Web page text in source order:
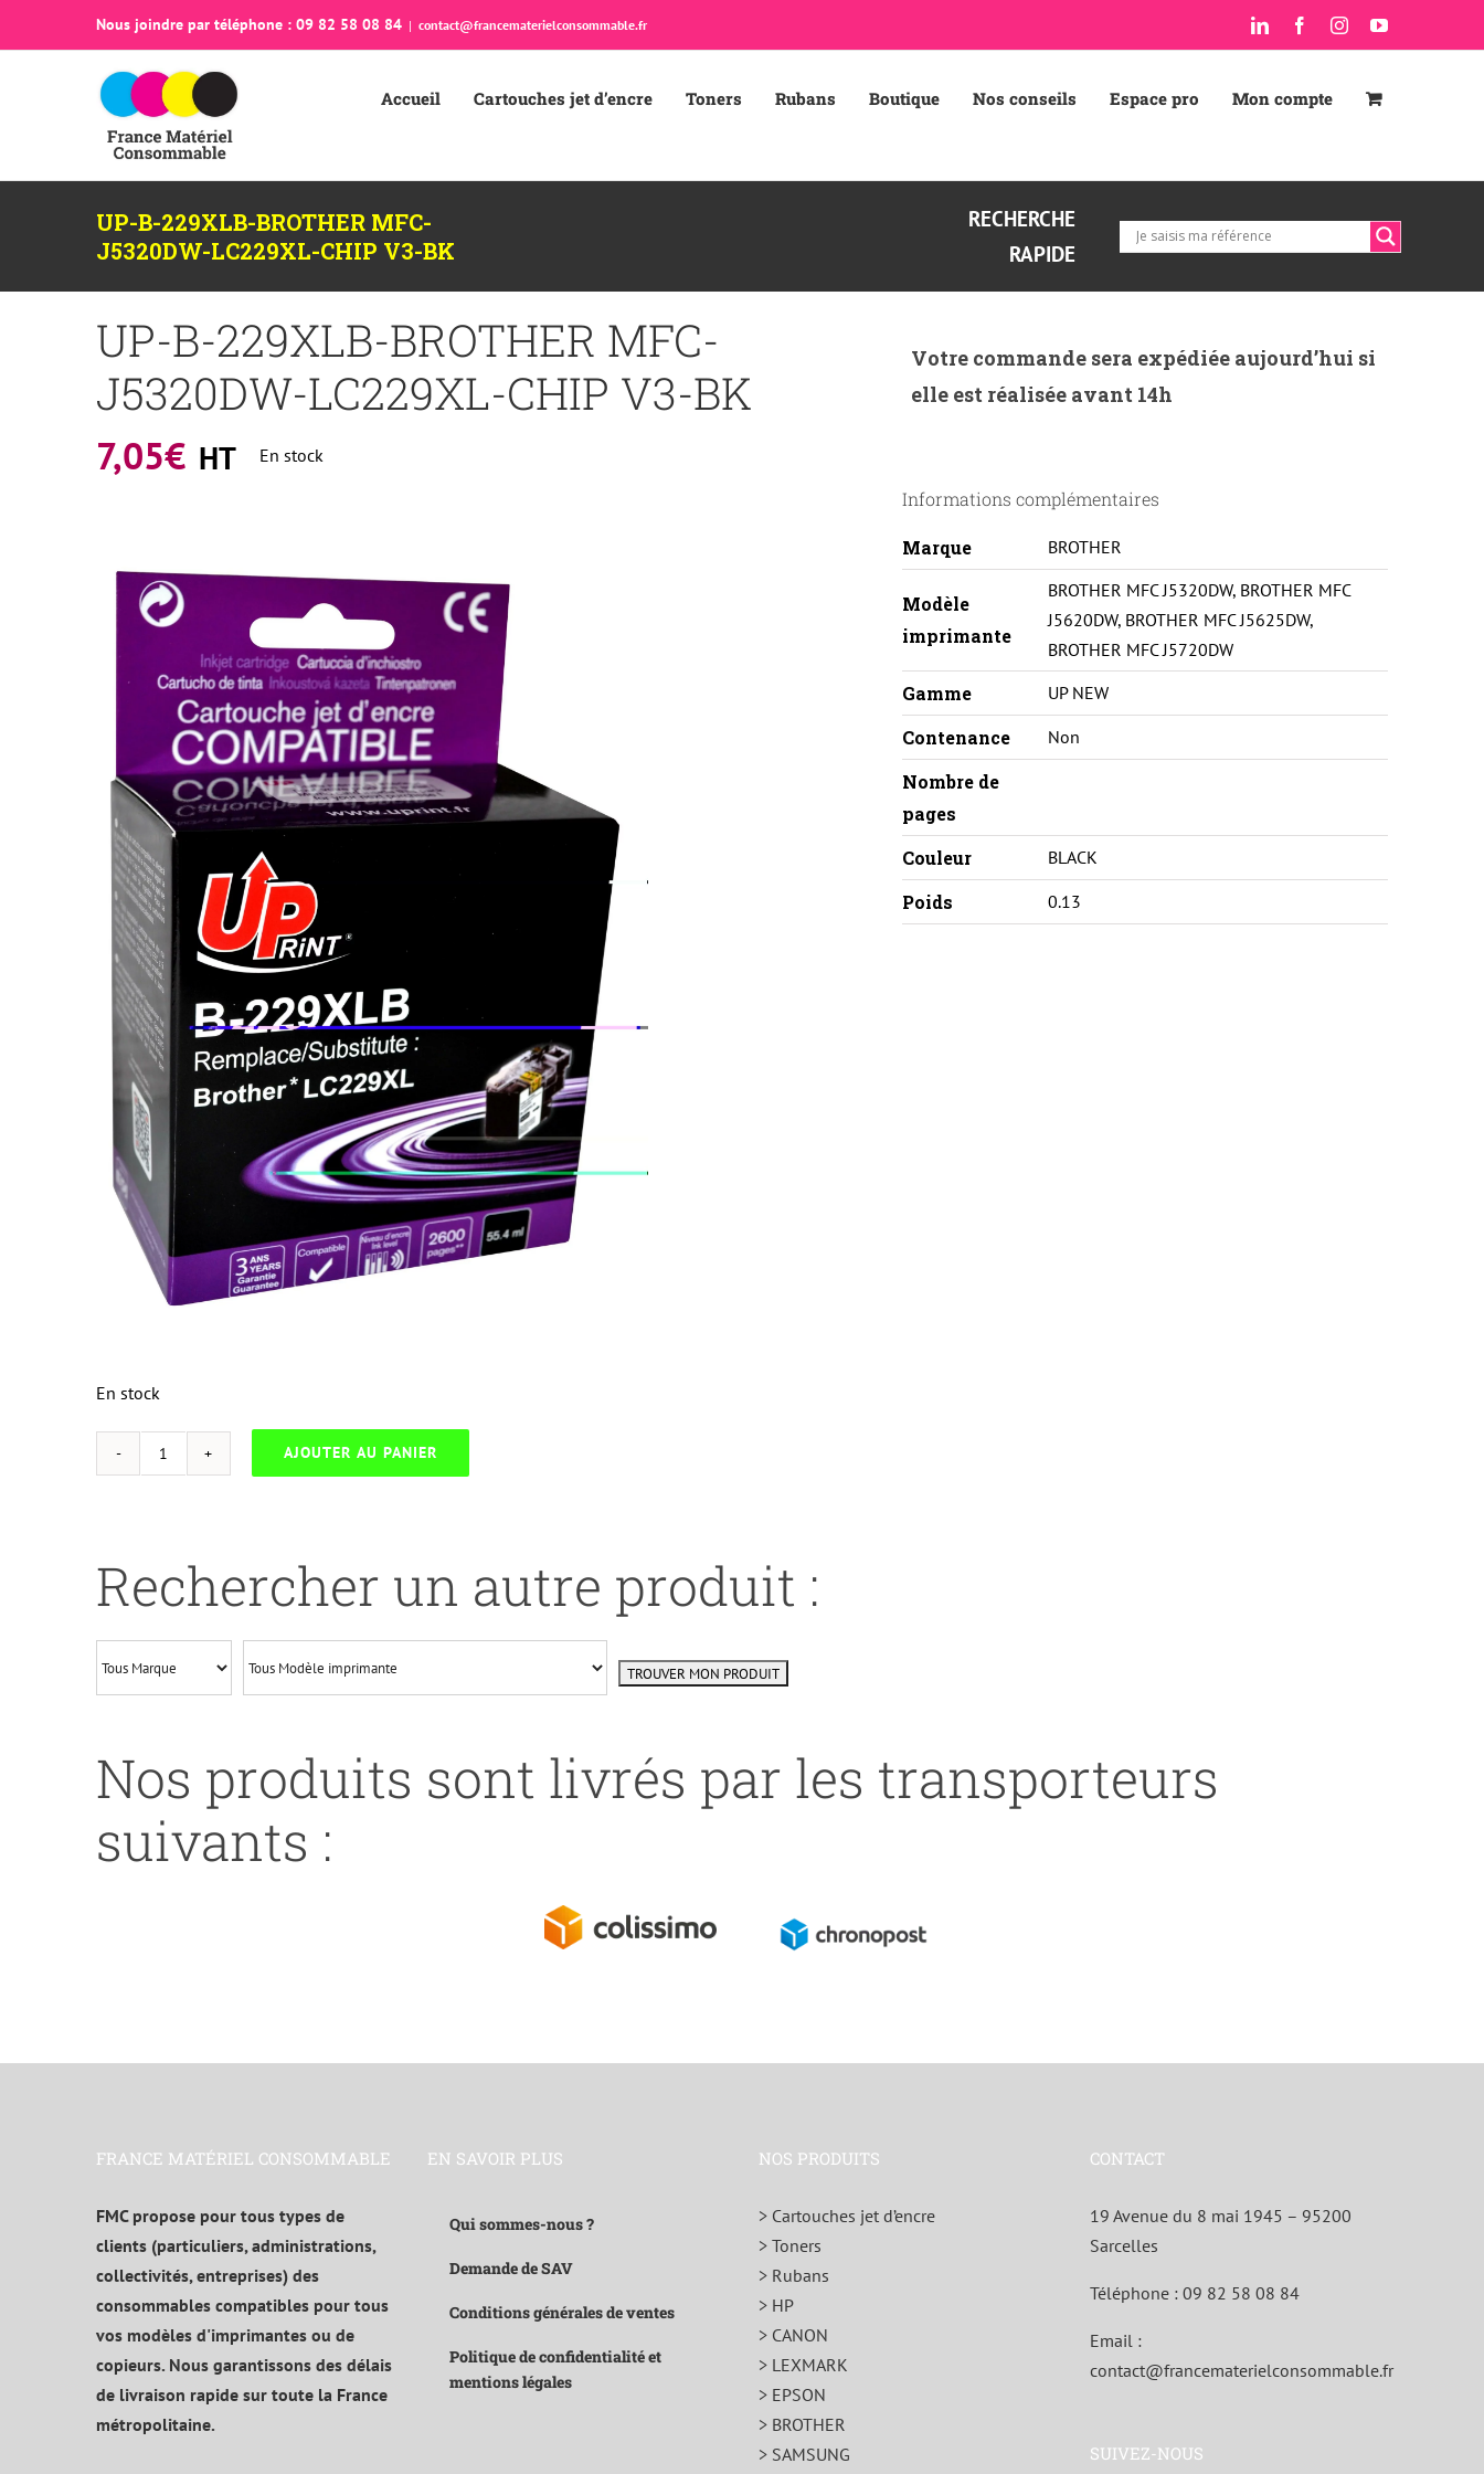
Nous joindre par téléphone : 09 82 58 08 84 | contact@francematerielconsommable.fr LinkedInFacebookInstagramYouTube
Accueil Cartouches jet d’encre Toners Rubans Boutique Nos conseils Espace pro Mon compte
UP-B-229XLB-BROTHER MFC-
J5320DW-LC229XL-CHIP V3-BK
RECHERCHE
RAPIDE
UP-B-229XLB-BROTHER MFC-
J5320DW-LC229XL-CHIP V3-BK
7,05€ HT En stock
En stock
quantité
229XLB-
MFC-
J5320DW-
V3-
BK
AJOUTER AU PANIER
Votre commande sera expédiée aujourd’hui si
elle est réalisée avant 14h
Informations complémentaires
Marque BROTHER
Modèle
imprimante
BROTHER MFC J5320DW, BROTHER MFC
J5620DW, BROTHER MFC J5625DW,
BROTHER MFC J5720DW
Gamme UP NEW
Contenance Non
Nombre de
pages
Couleur
BLACK
Poids 0.13
Rechercher un autre produit :
Nos produits sont livrés par les transporteurs
suivants :
FRANCE MATÉRIEL CONSOMMABLE
FMC propose pour tous types de
clients (particuliers, administrations,
collectivités, entreprises) des
consommables compatibles pour tous
vos modèles d'imprimantes ou de
copieurs. Nous garantissons des délais
de livraison rapide sur toute la France
métropolitaine.
EN SAVOIR PLUS
Qui sommes-nous ?
Demande de SAV
Conditions générales de ventes
Politique de confidentialité et
mentions légales
NOS PRODUITS
> Cartouches jet d’encre
> Toners
> Rubans
> HP
> CANON
> LEXMARK
> EPSON
> BROTHER
> SAMSUNG
CONTACT
19 Avenue du 8 mai 1945 – 95200
Sarcelles
Téléphone : 09 82 58 08 84
Email :
contact@francematerielconsommable.fr
SUIVEZ-NOUS